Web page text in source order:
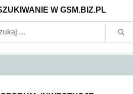
W GSM.BIZ.PL